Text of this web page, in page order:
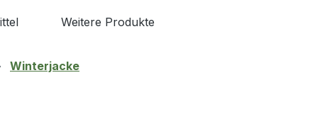
Weitere Produkte
Winterjacke